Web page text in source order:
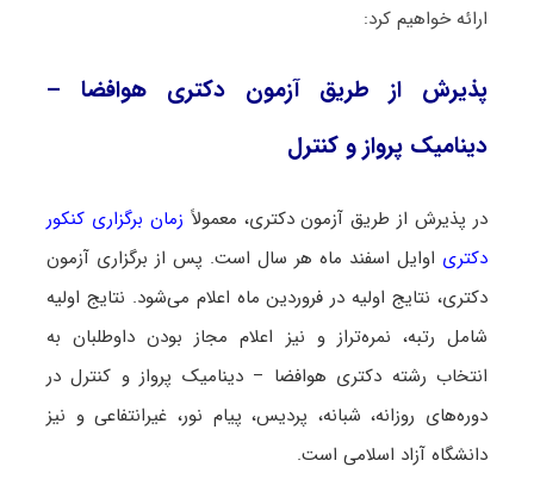
ارائه خواهیم کرد:
پذیرش از طریق آزمون دکتری هوافضا –
دینامیک پرواز و کنترل
در پذیرش از طریق آزمون دکتری، معمولاً زمان برگزاری کنکور
دکتری اوایل اسفند ماه هر سال است. پس از برگزاری آزمون
دکتری، نتایج اولیه در فروردین ماه اعلام می‌شود. نتایج اولیه
شامل رتبه، نمره‌تراز و نیز اعلام مجاز بودن داوطلبان به
انتخاب رشته دکتری هوافضا – دینامیک پرواز و کنترل در
دوره‌های روزانه، شبانه، پردیس، پیام نور، غیرانتفاعی و نیز
دانشگاه آزاد اسلامی است.